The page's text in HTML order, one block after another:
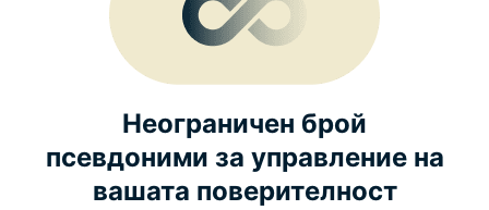
Неограничен брой
псевдоними за управление на
вашата поверителност